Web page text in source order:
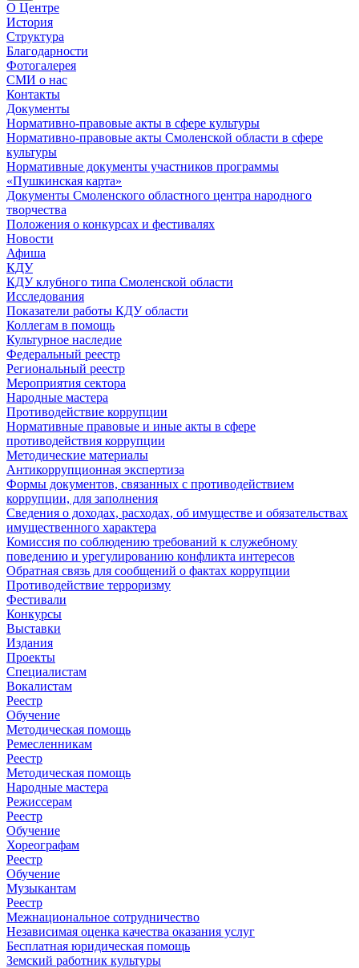
О Центре
История
Структура
Благодарности
Фотогалерея
СМИ о нас
Контакты
Документы
Нормативно-правовые акты в сфере культуры
Нормативно-правовые акты Смоленской области в сфере
культуры
Нормативные документы участников программы
«Пушкинская карта»
Документы Смоленского областного центра народного
творчества
Положения о конкурсах и фестивалях
Новости
Афиша
КДУ
КДУ клубного типа Смоленской области
Исследования
Показатели работы КДУ области
Коллегам в помощь
Культурное наследие
Федеральный реестр
Региональный реестр
Мероприятия сектора
Народные мастера
Противодействие коррупции
Нормативные правовые и иные акты в сфере
противодействия коррупции
Методические материалы
Антикоррупционная экспертиза
Формы документов, связанных с противодействием
коррупции, для заполнения
Сведения о доходах, расходах, об имуществе и обязательствах
имущественного характера
Комиссия по соблюдению требований к служебному
поведению и урегулированию конфликта интересов
Обратная связь для сообщений о фактах коррупции
Противодействие терроризму
Фестивали
Конкурсы
Выставки
Издания
Проекты
Специалистам
Вокалистам
Реестр
Обучение
Методическая помощь
Ремесленникам
Реестр
Методическая помощь
Народные мастера
Режиссерам
Реестр
Обучение
Хореографам
Реестр
Обучение
Музыкантам
Реестр
Межнациональное сотрудничество
Независимая оценка качества оказания услуг
Бесплатная юридическая помощь
Земский работник культуры